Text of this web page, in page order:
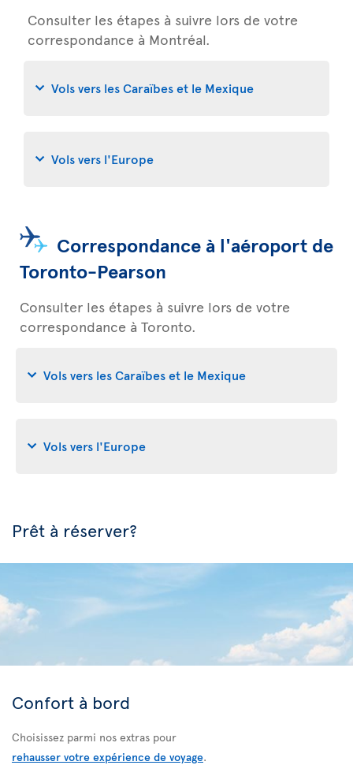
Consulter les étapes à suivre lors de votre
correspondance à Montréal.
Vols vers les Caraïbes et le Mexique
Vols vers l'Europe
Correspondance à l'aéroport de
Toronto-Pearson
Consulter les étapes à suivre lors de votre
correspondance à Toronto.
Vols vers les Caraïbes et le Mexique
Vols vers l'Europe
Prêt à réserver?
Confort à bord
Choisissez parmi nos extras pour
rehausser votre expérience de voyage.